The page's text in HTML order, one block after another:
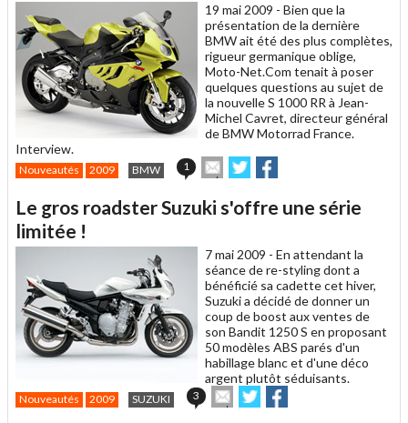
19 mai 2009 - Bien que la
présentation de la dernière
BMW ait été des plus complètes,
rigueur germanique oblige,
Moto-Net.Com tenait à poser
quelques questions au sujet de
la nouvelle S 1000 RR à Jean-
Michel Cavret, directeur général
de BMW Motorrad France.
Interview.
Nouveautés 2009 BMW 1
Envoyer
cet
à
Partager
sur sur
Le gros roadster Suzuki s'offre une série
limitée !
7 mai 2009 - En attendant la
séance de re-styling dont a
bénéficié sa cadette cet hiver,
Suzuki a décidé de donner un
coup de boost aux ventes de
son Bandit 1250 S en proposant
50 modèles ABS parés d'un
habillage blanc et d'une déco
argent plutôt séduisants.
Nouveautés 2009 SUZUKI 3
Envoyer
cet
Partager
sur sur